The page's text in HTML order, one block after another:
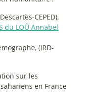
CEPED),
du LOÛ Annabel
(IRD-
sur les
en France